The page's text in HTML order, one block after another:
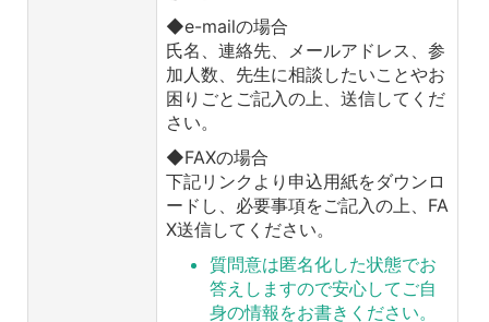
◆e-mailの場合
氏名、連絡先、メールアドレス、参
加人数、先生に相談したいことやお
困りごとご記入の上、送信してくだ
さい。
◆FAXの場合
下記リンクより申込用紙をダウンロ
ードし、必要事項をご記入の上、FA
X送信してください。
質問意は匿名化した状態でお
答えしますので安心してご自
身の情報をお書きください。